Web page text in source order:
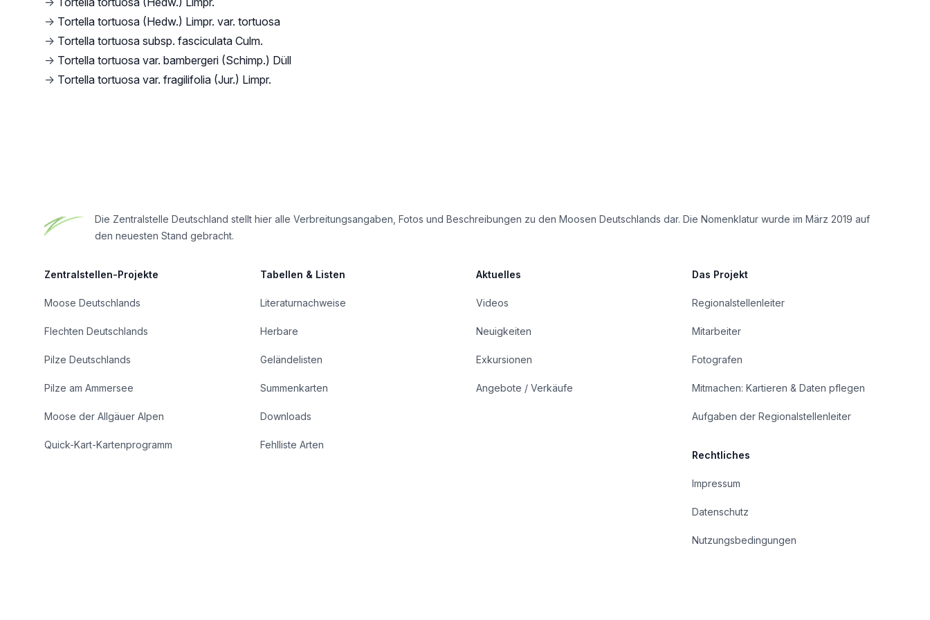
→ Tortella tortuosa (Hedw.) Limpr. var. tortuosa
→ Tortella tortuosa subsp. fasciculata Culm.
→ Tortella tortuosa var. bambergeri (Schimp.) Düll
→ Tortella tortuosa var. fragilifolia (Jur.) Limpr.
Die Zentralstelle Deutschland stellt hier alle Verbreitungsangaben, Fotos und Beschreibungen zu den Moosen Deutschlands dar. Die Nomenklatur wurde im März 2019 auf
den neuesten Stand gebracht.
Zentralstellen-Projekte
Moose Deutschlands
Flechten Deutschlands
Pilze Deutschlands
Pilze am Ammersee
Moose der Allgäuer Alpen
Quick-Kart-Kartenprogramm
Tabellen & Listen
Literaturnachweise
Herbare
Geländelisten
Summenkarten
Downloads
Fehlliste Arten
Aktuelles
Videos
Neuigkeiten
Exkursionen
Angebote / Verkäufe
Das Projekt
Regionalstellenleiter
Mitarbeiter
Fotografen
Mitmachen: Kartieren & Daten pflegen
Aufgaben der Regionalstellenleiter
Rechtliches
Impressum
Datenschutz
Nutzungsbedingungen